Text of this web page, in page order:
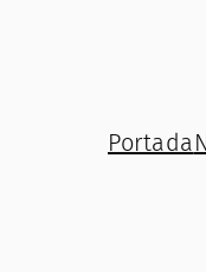
Portada